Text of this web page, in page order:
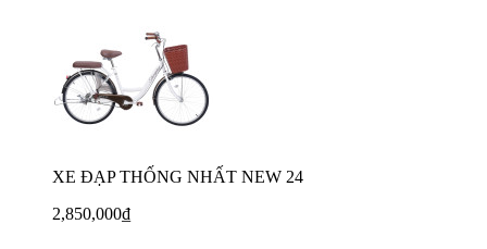
XE ĐẠP THỐNG NHẤT NEW 24
2,850,000₫